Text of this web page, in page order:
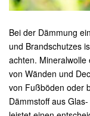
Bei der Dämmung
und Brandschutzes
achten.
von Wänden und
von Fußböden oder
Dämmstoff aus